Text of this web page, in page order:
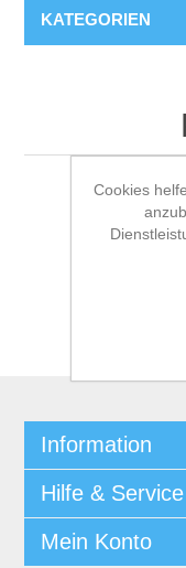
KATEGORIEN
Information
Hilfe & Service
Mein Konto
Cookies